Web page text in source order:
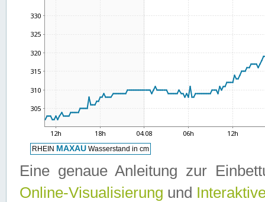
Eine genaue Anleitung zur
Online-Visualisierung und